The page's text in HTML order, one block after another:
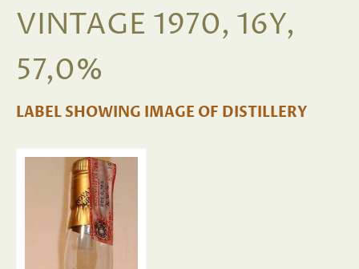
VINTAGE 1970, 16Y,
57,0%
LABEL SHOWING IMAGE OF DISTILLERY